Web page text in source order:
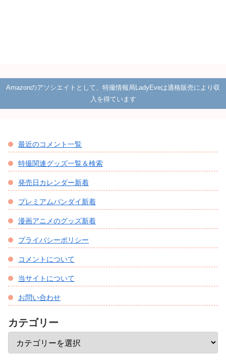
Amazonのアソシエイトとして、特撮情報局LadyEveは適格販売により収
入を得ています
最近のコメント一覧
特撮関連グッズ一覧＆検索
発売日カレンダー新着
プレミアムバンダイ新着
漫画アニメのグッズ新着
プライバシーポリシー
コメントについて
当サイトについて
お問い合わせ
カテゴリー